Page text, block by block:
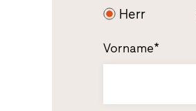
Herr
Vorname*